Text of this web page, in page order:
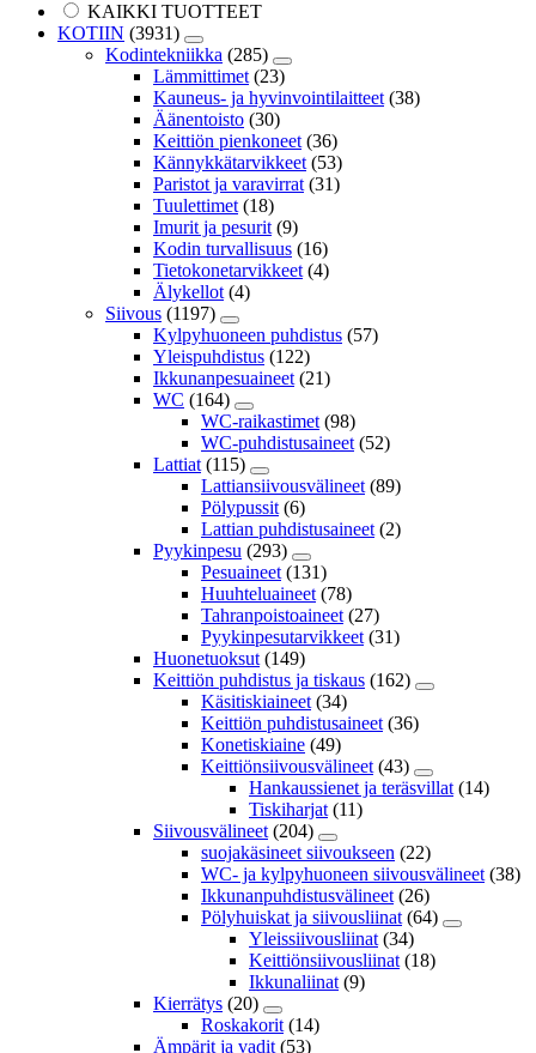
KAIKKI TUOTTEET
KOTIIN (3931)
Kodintekniikka (285)
Lämmittimet (23)
Kauneus- ja hyvinvointilaitteet (38)
Äänentoisto (30)
Keittiön pienkoneet (36)
Kännykkätarvikkeet (53)
Paristot ja varavirrat (31)
Tuulettimet (18)
Imurit ja pesurit (9)
Kodin turvallisuus (16)
Tietokonetarvikkeet (4)
Älykellot (4)
Siivous (1197)
Kylpyhuoneen puhdistus (57)
Yleispuhdistus (122)
Ikkunanpesuaineet (21)
WC (164)
WC-raikastimet (98)
WC-puhdistusaineet (52)
Lattiat (115)
Lattiansiivousvälineet (89)
Pölypussit (6)
Lattian puhdistusaineet (2)
Pyykinpesu (293)
Pesuaineet (131)
Huuhteluaineet (78)
Tahranpoistoaineet (27)
Pyykinpesutarvikkeet (31)
Huonetuoksut (149)
Keittiön puhdistus ja tiskaus (162)
Käsitiskiaineet (34)
Keittiön puhdistusaineet (36)
Konetiskiaine (49)
Keittiönsiivousvälineet (43)
Hankaussienet ja teräsvillat (14)
Tiskiharjat (11)
Siivousvälineet (204)
suojakäsineet siivoukseen (22)
WC- ja kylpyhuoneen siivousvälineet (38)
Ikkunanpuhdistusvälineet (26)
Pölyhuiskat ja siivousliinat (64)
Yleissiivousliinat (34)
Keittiönsiivousliinat (18)
Ikkunaliinat (9)
Kierrätys (20)
Roskakorit (14)
Ämpärit ja vadit (53)